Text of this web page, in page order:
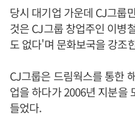
당시 대기업 가운데 CJ그룹
것은 CJ그룹 창업주인 이병
도 없다'며 문화보국을 강조
CJ그룹은 드림웍스를 통한
업을 하다가 2006년 지분을
들었다.